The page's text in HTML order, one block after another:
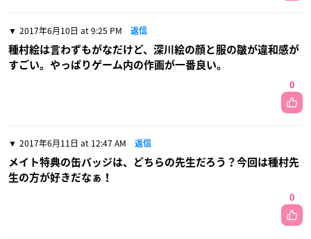
2017年6月10日 at 9:25 PM 返信
種村絵は言わずもがなだけど、深川絵の顔と服の皺が違和感が
すごい。やっぱりゲーム内の作画が一番良い。
0
2017年6月11日 at 12:47 AM 返信
メイト特典の缶バッジは、どちらの先生だろう？今回は種村先
生の方が好きだなぁ！
0